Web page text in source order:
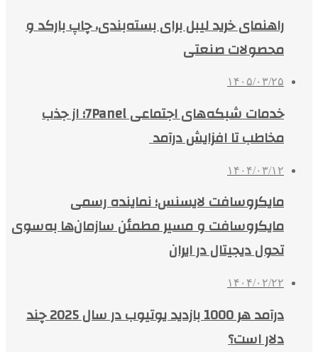
راهنمای خرید لیبل برای بسته‌بندی، چاپ بارکد و
محصولات صنعتی
۱۴۰۵/۰۳/۲۵
خدمات شبکه‌های اجتماعی 7Panel؛ از جذب
مخاطب تا افزایش درآمد
۱۴۰۴/۰۳/۱۲
مایکروسافت لایسنس؛ نماینده رسمی
مایکروسافت و مسیر مطمئن سازمان‌ها به‌سوی
تحول دیجیتال در ایران
۱۴۰۴/۰۲/۲۲
درآمد هر 1000 بازدید یوتیوب در سال 2025 چند
دلار است؟